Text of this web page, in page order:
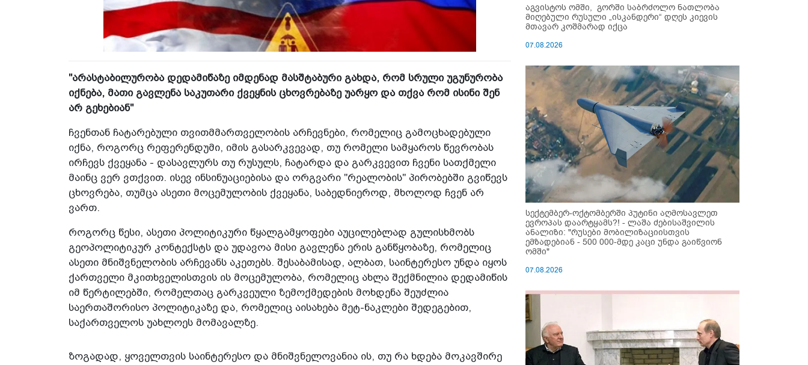
"არასტაბილურობა დედამიწაზე იმდენად მასშტაბური გახდა, რომ სრული უგუნურობა
იქნება, მათი გავლენა საკუთარი ქვეყნის ცხოვრებაზე უარყო და თქვა რომ ისინი შენ
არ გეხებიან"
ჩვენთან ჩატარებული თვითმმართველობის არჩევნები, რომელიც გამოცხადებული
იქნა, როგორც რეფერენდუმი, იმის გასარკვევად, თუ რომელი სამყაროს წევრობას
ირჩევს ქვეყანა - დასავლურს თუ რუსულს, ჩატარდა და გარკვევით ჩვენი სათქმელი
მაინც ვერ ვთქვით. ისევ ინსინუაციებისა და ორგვარი "რეალობის" პირობებში გვიწევს
ცხოვრება, თუმცა ასეთი მოცემულობის ქვეყანა, საბედნიეროდ, მხოლოდ ჩვენ არ
ვართ.
როგორც წესი, ასეთი პოლიტიკური წყალგამყოფები აუცილებლად გულისხმობს
გეოპოლიტიკურ კონტექსტს და უდავოა მისი გავლენა ერის განწყობაზე, რომელიც
ასეთი მნიშვნელობის არჩევანს აკეთებს. შესაბამისად, ალბათ, საინტერესო უნდა იყოს
ქართველი მკითხველისთვის ის მოცემულობა, რომელიც ახლა შექმნილია დედამიწის
იმ წერტილებში, რომელთაც გარკვეული ზემოქმედების მოხდენა შეუძლია
საერთაშორისო პოლიტიკაზე და, რომელიც აისახება მეტ-ნაკლები შედეგებით,
საქართველოს უახლოეს მომავალზე.
ზოგადად, ყოველთვის საინტერესო და მნიშვნელოვანია ის, თუ რა ხდება მოკავშირე
აგვისტოს ომში, გორში საბრძოლო ნათლობა
მიღებული რუსული „ისკანდერი“ დღეს კიევის
მთავარ კოშმარად იქცა
07.08.2026
სექტემბერ-ოქტომბერში პუტინი აღმოსავლეთ
ევროპას დაარტყამს?! - ლაშა ძებისაშვილის
ანალიზი: "რუსები მობი­ლიზაციისთვის
ემზადებიან - 500 000-მდე კაცი უნდა გაიწვიონ
ომში"
07.08.2026